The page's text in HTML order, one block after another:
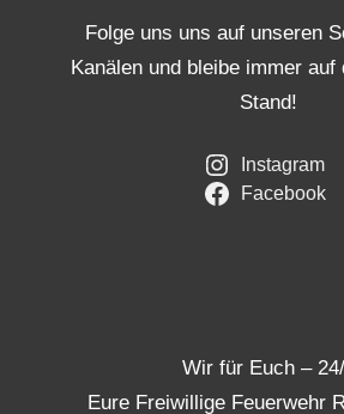
Folge uns uns auf unseren
Kanälen und bleibe immer auf
Stand!
Instagram
Facebook
Wir für Euch –
Eure Freiwillige Feuerwehr